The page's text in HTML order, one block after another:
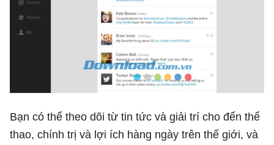
Bạn có thể theo dõi từ tin tức và giải trí cho đến thể
thao, chính trị và lợi ích hàng ngày trên thế giới, và